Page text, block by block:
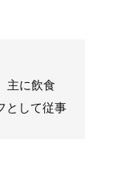
主に飲食
として従事